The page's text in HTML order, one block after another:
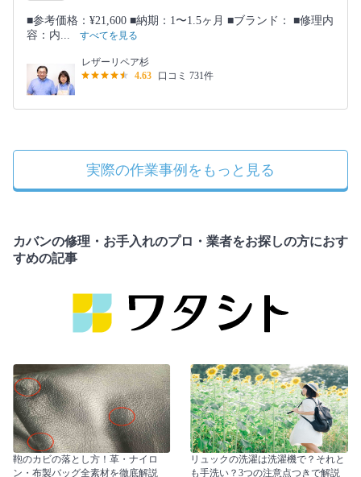
■参考価格：¥21,600 ■納期：1〜1.5ヶ月 ■ブランド： ■修理内
容：内...
すべてを見る
レザーリペア杉
4.63
口コミ 731件
実際の作業事例をもっと見る
カバンの修理・お手入れのプロ・業者をお探しの方におす
すめの記事
鞄のカビの落とし方！革・ナイロ
ン・布製バッグ全素材を徹底解説
リュックの洗濯は洗濯機で？それと
も手洗い？3つの注意点つきで解説